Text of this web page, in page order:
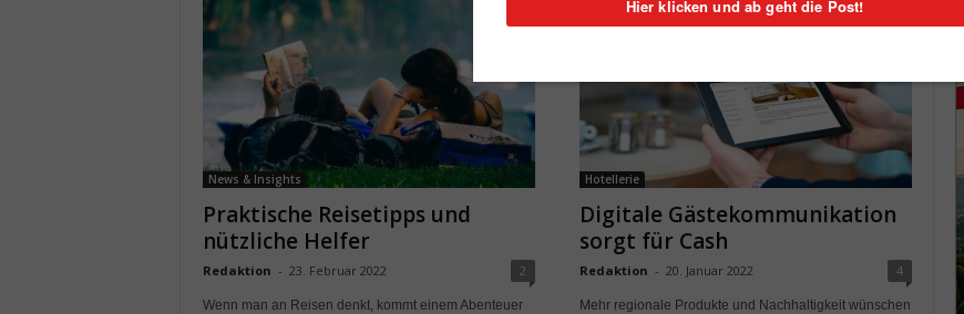
News & Insights
Praktische Reisetipps und
nützliche Helfer
Redaktion - 23. Februar 2022 2
Wenn man an Reisen denkt, kommt einem Abenteuer
Hotellerie
Digitale Gästekommunikation
sorgt für Cash
Redaktion - 20. Januar 2022 4
Mehr regionale Produkte und Nachhaltigkeit wünschen